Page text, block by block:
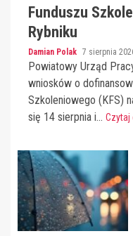
Funduszu
Rybniku
Damian Polak 7 sierpnia
Powiatowy Urząd
wniosków o
Szkoleniowego (KFS)
się 14 sierpnia i... Czytaj